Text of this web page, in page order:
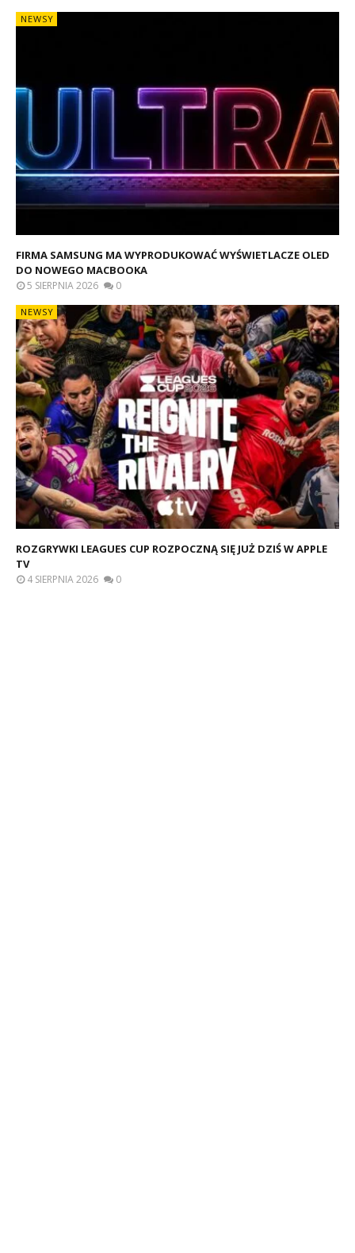
NEWSY
FIRMA SAMSUNG MA WYPRODUKOWAĆ WYŚWIETLACZE OLED
DO NOWEGO MACBOOKA
5 SIERPNIA 2026 0
NEWSY
ROZGRYWKI LEAGUES CUP ROZPOCZNĄ SIĘ JUŻ DZIŚ W APPLE
TV
4 SIERPNIA 2026 0